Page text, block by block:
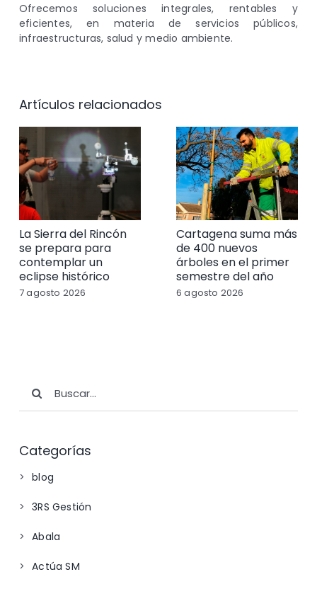
Ofrecemos soluciones integrales, rentables y
eficientes, en materia de servicios públicos,
infraestructuras, salud y medio ambiente.
Artículos relacionados
La Sierra del Rincón
se prepara para
contemplar un
eclipse histórico
7 agosto 2026
Cartagena suma más
de 400 nuevos
árboles en el primer
semestre del año
6 agosto 2026
Categorías
blog
3RS Gestión
Abala
Actúa SM